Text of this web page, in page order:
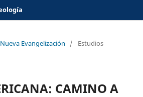
Evangelización
/ Estudios
CAMINO A